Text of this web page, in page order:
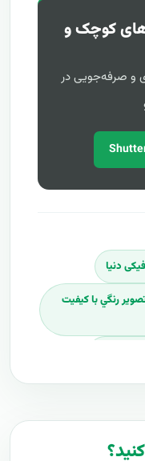
کوچک و
و صرفه‌جویی در
دنيا
مترو آيکن تصوير رنگي با کيفيت
موکاپ فتوشاپ
شاتراستوک